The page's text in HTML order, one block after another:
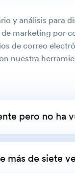
y análisis para
marketing por
de correo
nuestra
pero no ha
más de siete